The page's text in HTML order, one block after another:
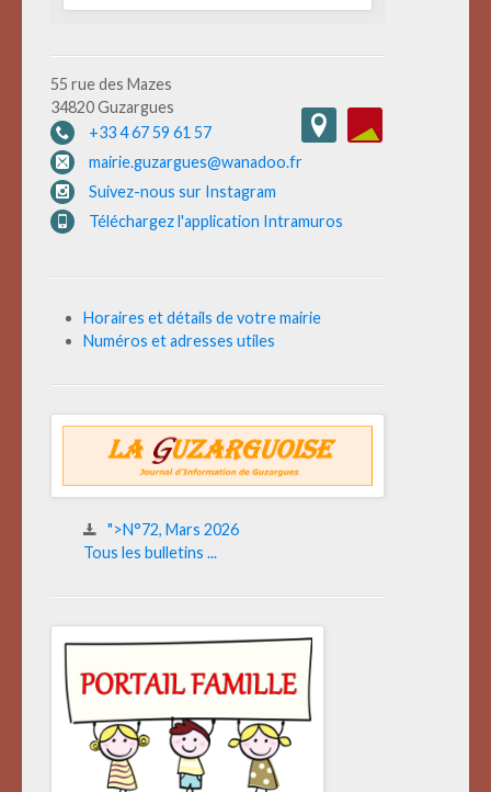
55 rue des Mazes
34820 Guzargues
+33 4 67 59 61 57
mairie.guzargues@wanadoo.fr
Suivez-nous sur Instagram
Téléchargez l'application Intramuros
Horaires et détails de votre mairie
Numéros et adresses utiles
">N°72, Mars 2026
Tous les bulletins ...